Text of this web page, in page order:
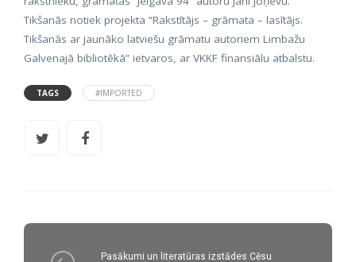
Tikšanās notiek projekta “Rakstītājs – grāmata – lasītājs.
Tikšanās ar jaunāko latviešu grāmatu autoriem Limbažu
Galvenajā bibliotēkā” ietvaros, ar VKKF finansiālu atbalstu.
TAGS #IMPORTED
Pasākumi un literatūras izstādes Cēsu